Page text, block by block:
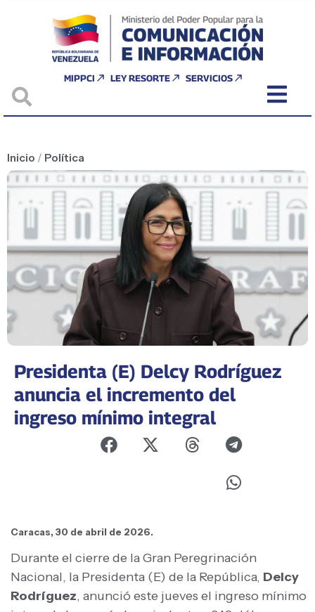
MIPPCI LEY RESORTE SERVICIOS
Inicio / Política
Presidenta (E) Delcy Rodríguez
anuncia el incremento del
ingreso mínimo integral
Caracas, 30 de abril de 2026.
Durante el cierre de la Gran Peregrinación
Nacional, la Presidenta (E) de la República, Delcy
Rodríguez, anunció este jueves el ingreso mínimo